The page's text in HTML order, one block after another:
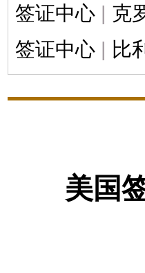
签证中心 | 克
签证中心 | 比
美国